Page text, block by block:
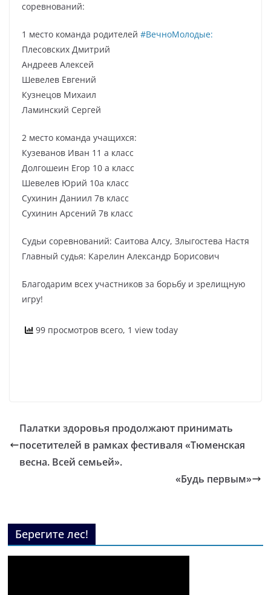
соревнований:
1 место команда родителей #ВечноМолодые:
Плесовских Дмитрий
Андреев Алексей
Шевелев Евгений
Кузнецов Михаил
Ламинский Сергей
2 место команда учащихся:
Кузеванов Иван 11 а класс
Долгошеин Егор 10 а класс
Шевелев Юрий 10а класс
Сухинин Даниил 7в класс
Сухинин Арсений 7в класс
Судьи соревнований: Саитова Алсу, Злыгостева Настя
Главный судья: Карелин Александр Борисович
Благодарим всех участников за борьбу и зрелищную
игру!
99 просмотров всего, 1 view today
Палатки здоровья продолжают принимать
посетителей в рамках фестиваля «Тюменская
весна. Всей семьей».
«Будь первым»
Берегите лес!